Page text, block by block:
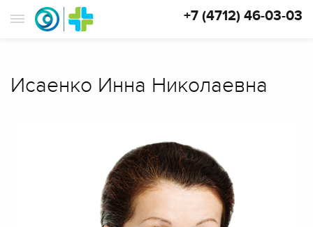
+7 (4712) 46-03-03
Исаенко Инна Николаевна